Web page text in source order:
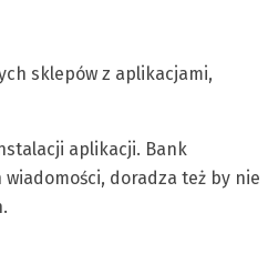
sklepów z aplikacjami,
aplikacji. Bank
doradza też by nie